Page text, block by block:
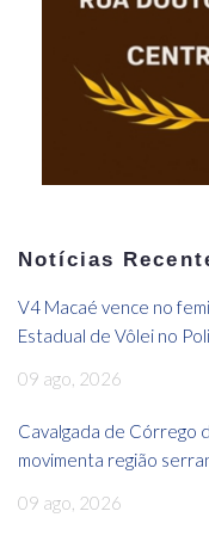
Notícias
V4 Macaé vence no
Estadual de Vôlei no
09 ago, 2026
Cavalgada de Córrego
movimenta região
09 ago, 2026